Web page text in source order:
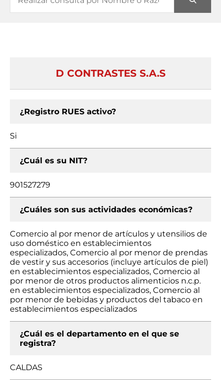
D CONTRASTES S.A.S
¿Registro RUES activo?
Si
¿Cuál es su NIT?
901527279
¿Cuáles son sus actividades económicas?
Comercio al por menor de artículos y utensilios de
uso doméstico en establecimientos
especializados, Comercio al por menor de prendas
de vestir y sus accesorios (incluye artículos de piel)
en establecimientos especializados, Comercio al
por menor de otros productos alimenticios n.c.p.
en establecimientos especializados, Comercio al
por menor de bebidas y productos del tabaco en
establecimientos especializados
¿Cuál es el departamento en el que se
registra?
CALDAS